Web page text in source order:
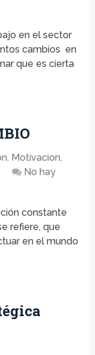
en el sector
cambios en
que es cierta
, Motivacion,
No hay
constante
refiere, que
en el mundo